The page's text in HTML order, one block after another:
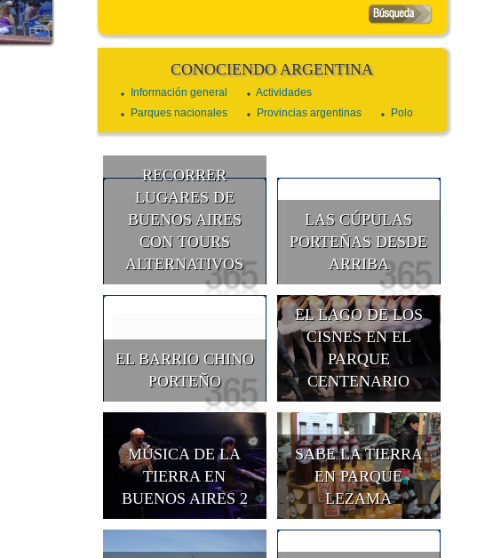
CONOCIENDO ARGENTINA
Información general
Actividades
Parques nacionales
Provincias argentinas Polo
RECORRER
LUGARES DE
BUENOS AIRES
CON TOURS
ALTERNATIVOS
LAS CÚPULAS
PORTEÑAS DESDE
ARRIBA
EL BARRIO CHINO
PORTEÑO
EL LAGO DE LOS
CISNES EN EL
PARQUE
CENTENARIO
MÚSICA DE LA
TIERRA EN
BUENOS AIRES 2
SABE LA TIERRA
EN PARQUE
LEZAMA